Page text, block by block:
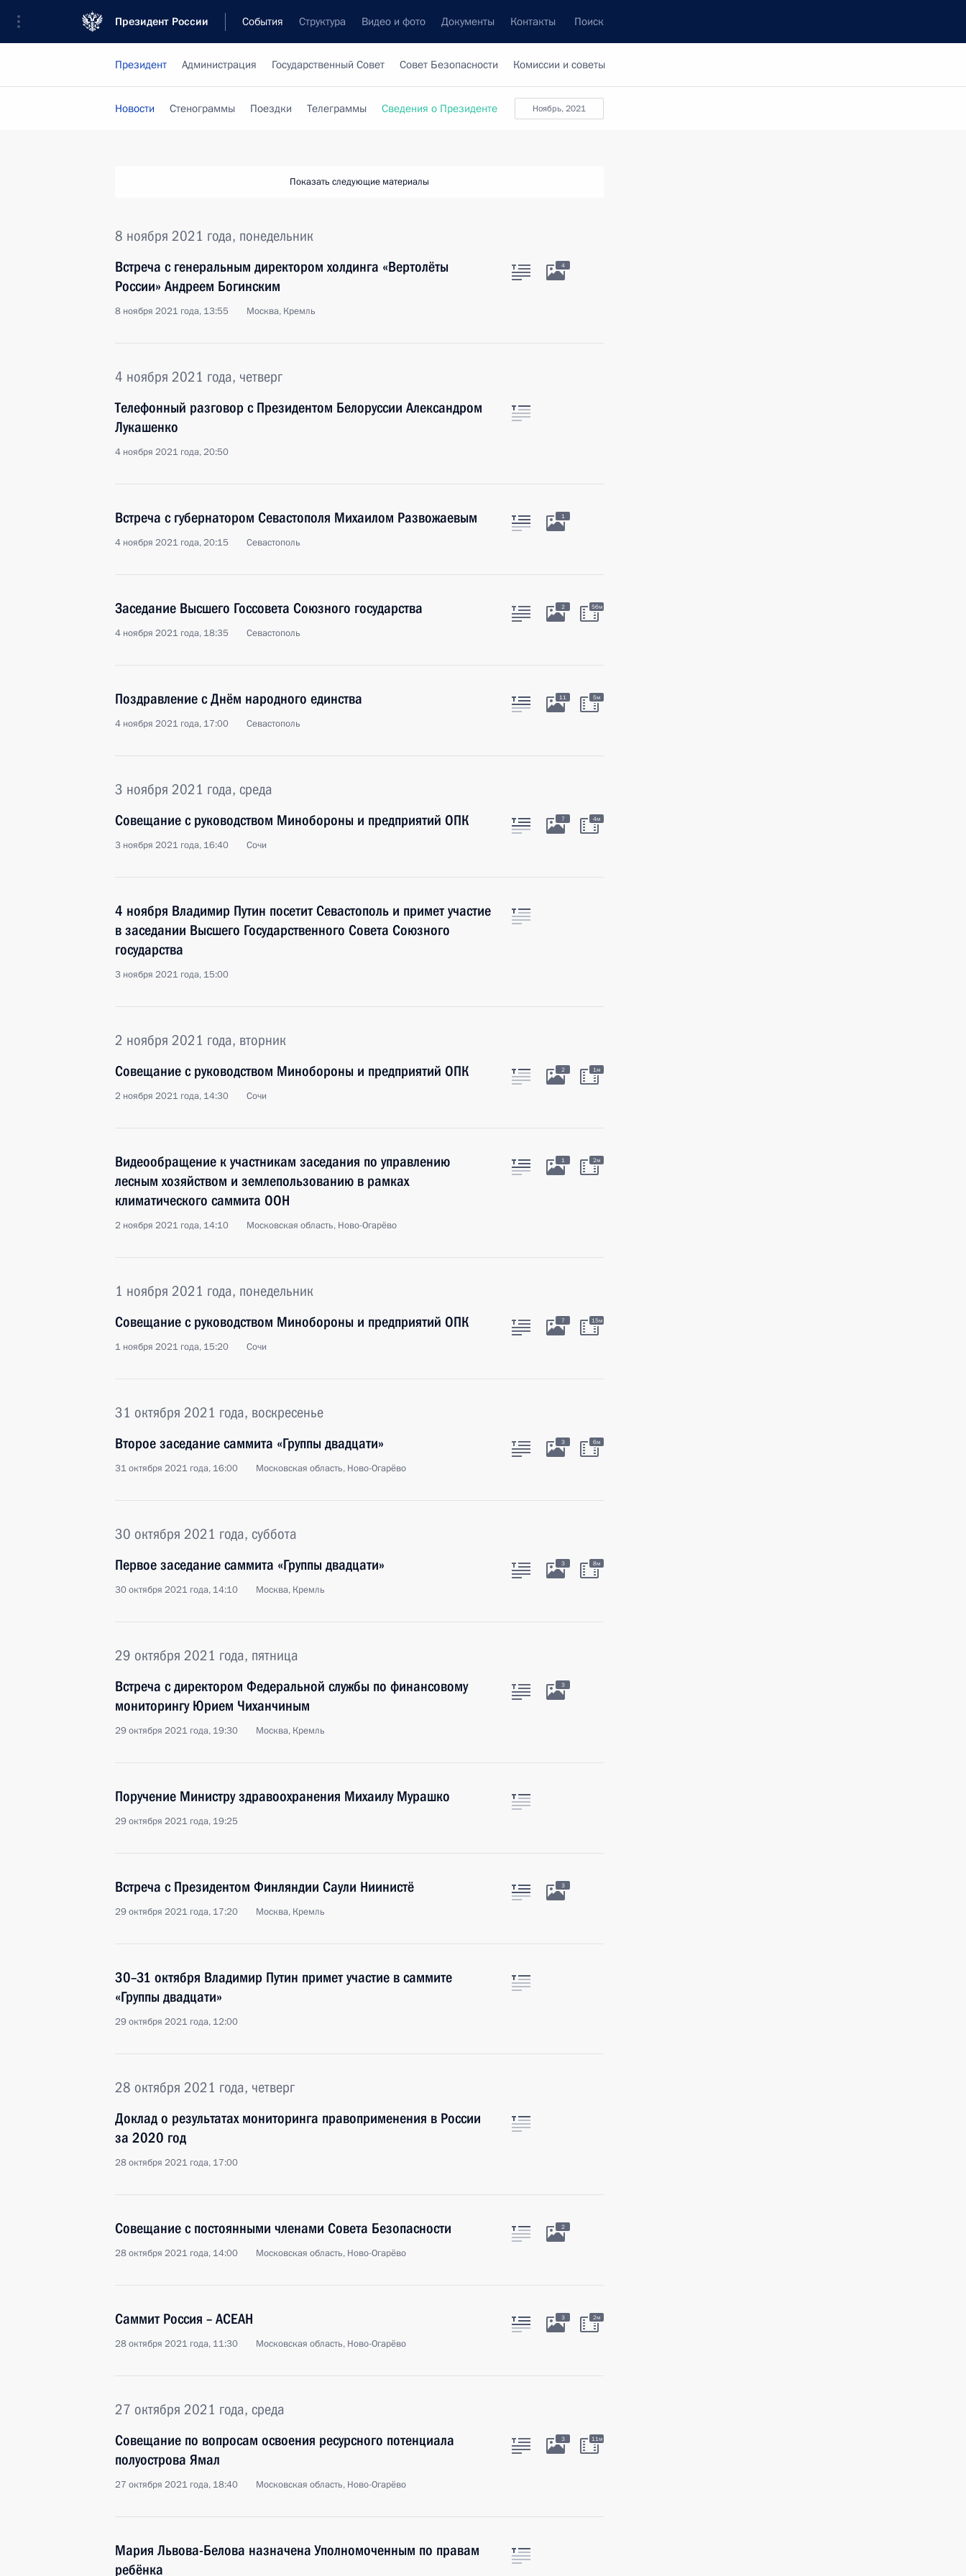
Президент России События Структура Видео и фото Документы Контакты Поиск
Президент Администрация Государственный Совет Совет Безопасности Комиссии и советы
ноябрь, 2021
Новости Стенограммы Поездки Телеграммы Сведения о Президенте
Показать следующие материалы
8 ноября 2021 года, понедельник
Встреча с генеральным директором холдинга «Вертолёты
России» Андреем Богинским
8 ноября 2021 года, 13:55 Москва, Кремль
4
4 ноября 2021 года, четверг
Телефонный разговор с Президентом Белоруссии Александром
Лукашенко
4 ноября 2021 года, 20:50
Встреча с губернатором Севастополя Михаилом Развожаевым
4 ноября 2021 года, 20:15 Севастополь
1
Заседание Высшего Госсовета Союзного государства
4 ноября 2021 года, 18:35 Севастополь
2 56м
Поздравление с Днём народного единства
4 ноября 2021 года, 17:00 Севастополь
11 5м
3 ноября 2021 года, среда
Совещание с руководством Минобороны и предприятий ОПК
3 ноября 2021 года, 16:40 Сочи
7 4м
4 ноября Владимир Путин посетит Севастополь и примет участие
в заседании Высшего Государственного Совета Союзного
государства
3 ноября 2021 года, 15:00
2 ноября 2021 года, вторник
Совещание с руководством Минобороны и предприятий ОПК
2 ноября 2021 года, 14:30 Сочи
2 1м
Видеообращение к участникам заседания по управлению
лесным хозяйством и землепользованию в рамках
климатического саммита ООН
2 ноября 2021 года, 14:10 Московская область, Ново-Огарёво
1 2м
1 ноября 2021 года, понедельник
Совещание с руководством Минобороны и предприятий ОПК
1 ноября 2021 года, 15:20 Сочи
7 15м
31 октября 2021 года, воскресенье
Второе заседание саммита «Группы двадцати»
31 октября 2021 года, 16:00 Московская область, Ново-Огарёво
3 6м
30 октября 2021 года, суббота
Первое заседание саммита «Группы двадцати»
30 октября 2021 года, 14:10 Москва, Кремль
3 8м
29 октября 2021 года, пятница
Встреча с директором Федеральной службы по финансовому
мониторингу Юрием Чиханчиным
29 октября 2021 года, 19:30 Москва, Кремль
3
Поручение Министру здравоохранения Михаилу Мурашко
29 октября 2021 года, 19:25
Встреча с Президентом Финляндии Саули Ниинистё
29 октября 2021 года, 17:20 Москва, Кремль
3
30–31 октября Владимир Путин примет участие в саммите
«Группы двадцати»
29 октября 2021 года, 12:00
28 октября 2021 года, четверг
Доклад о результатах мониторинга правоприменения в России
за 2020 год
28 октября 2021 года, 17:00
Совещание с постоянными членами Совета Безопасности
28 октября 2021 года, 14:00 Московская область, Ново-Огарёво
2
Саммит Россия – АСЕАН
28 октября 2021 года, 11:30 Московская область, Ново-Огарёво
3 2м
27 октября 2021 года, среда
Совещание по вопросам освоения ресурсного потенциала
полуострова Ямал
27 октября 2021 года, 18:40 Московская область, Ново-Огарёво
3 11м
Мария Львова-Белова назначена Уполномоченным по правам
ребёнка